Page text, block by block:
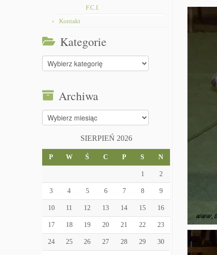
F.C.I.
Kontakt
Kategorie
Kategorie
Archiwa
Archiwa
SIERPIEŃ 2026
P W Ś C P S N
1 2
3 4 5 6 7 8 9
10 11 12 13 14 15 16
17 18 19 20 21 22 23
24 25 26 27 28 29 30